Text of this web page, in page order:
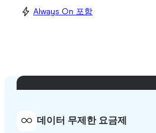
Always On 포함
데이터 무제한 요금제